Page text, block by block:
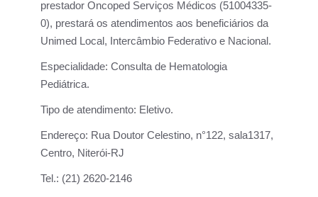
prestador Oncoped Serviços Médicos (51004335-
0), prestará os atendimentos aos beneficiários da
Unimed Local, Intercâmbio Federativo e Nacional.
Especialidade: Consulta de Hematologia
Pediátrica.
Tipo de atendimento: Eletivo.
Endereço: Rua Doutor Celestino, n°122, sala1317,
Centro, Niterói-RJ
Tel.: (21) 2620-2146